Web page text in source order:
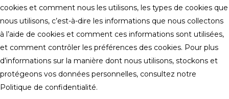
cookies et comment nous les utilisons, les types de cookies que
nous utilisons, c’est-à-dire les informations que nous collectons
à l’aide de cookies et comment ces informations sont utilisées,
et comment contrôler les préférences des cookies. Pour plus
d’informations sur la manière dont nous utilisons, stockons et
protégeons vos données personnelles, consultez notre
Politique de confidentialité.